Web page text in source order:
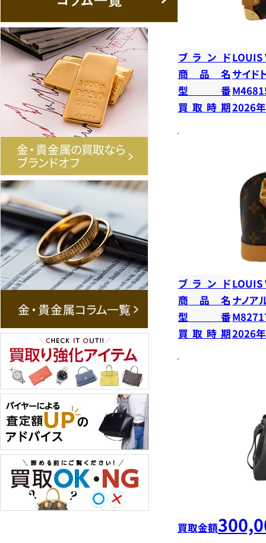
ブランドLOUIS
商品名 サイド
型番
買取時期2026
ブランドLOUIS
商品名 ナノア
型番
買取時期2026
買取金額